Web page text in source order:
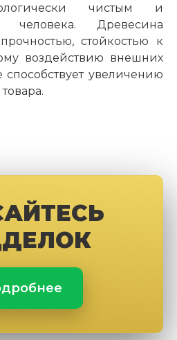
чистым и
Древесина
стойкостью к
воздействию внешних
увеличению